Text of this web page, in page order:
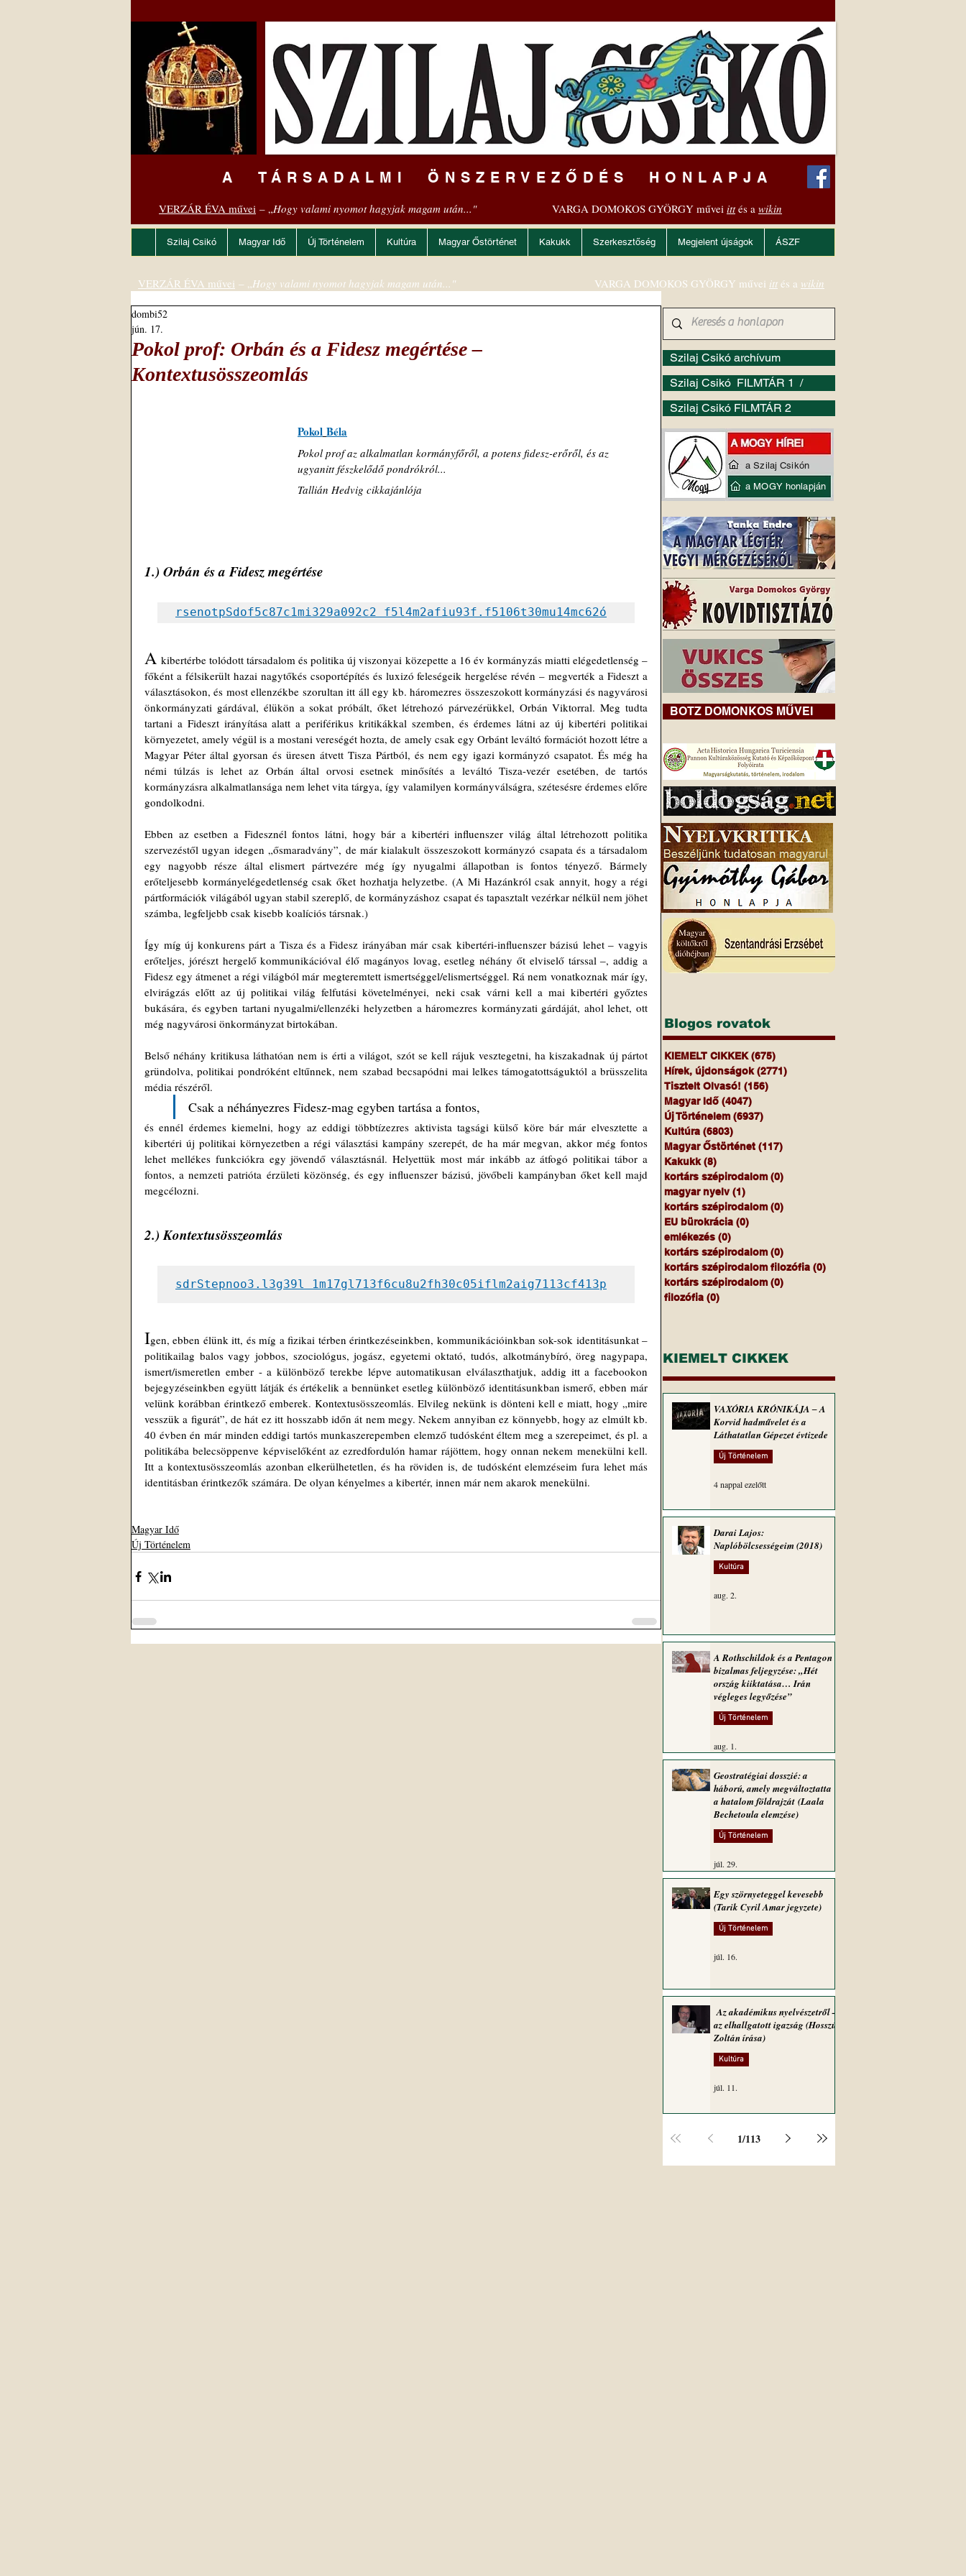
A TÁRSADALMI ÖNSZERVEZŐDÉS HONLAPJA
VERZÁR ÉVA művei – „Hogy valami nyomot hagyjak magam után..." VARGA DOMOKOS GYÖRGY művei ittés a wikin
Szilaj Csikó Magyar Idő Új Történelem Kultúra Magyar Őstörténet Kakukk Szerkesztőség Megjelent újságok ÁSZF
Pokol prof: Orbán és a Fidesz megértése ‒
Kontextusösszeomlás
dombi52
jún. 17.
Pokol Béla
Pokol prof az alkalmatlan kormányfőről, a potens fidesz-erőről, és az
ugyanitt fészkelődő pondrókról...
Tallián Hedvig cikkajánlója
1.) Orbán és a Fidesz megértése
rsenotpSdof5c87c1mi329a092c2 f5l4m2afiu93f.f5106t30mu14mc62ó
A kibertérbe tolódott társadalom és politika új viszonyai közepette a 16 év kormányzás miatti elégedetlenség –
főként a félsikerült hazai nagytőkés csoportépítés és luxizó feleségeik hergelése révén – megverték a Fideszt a
választásokon, és most ellenzékbe szorultan itt áll egy kb. háromezres összeszokott kormányzási és nagyvárosi
önkormányzati gárdával, élükön a sokat próbált, őket létrehozó párvezérükkel, Orbán Viktorral. Meg tudta
tartani a Fideszt irányítása alatt a periférikus kritikákkal szemben, és érdemes látni az új kibertéri politikai
környezetet, amely végül is a mostani vereségét hozta, de amely csak egy Orbánt leváltó formációt hozott létre a
Magyar Péter által gyorsan és üresen átvett Tisza Pártból, és nem egy igazi kormányzó csapatot. És még ha
némi túlzás is lehet az Orbán által orvosi esetnek minősítés a leváltó Tisza-vezér esetében, de tartós
kormányzásra alkalmatlansága nem lehet vita tárgya, így valamilyen kormányválságra, szétesésre érdemes előre
gondolkodni.
Ebben az esetben a Fidesznél fontos látni, hogy bár a kibertéri influenszer világ által létrehozott politika
szervezéstől ugyan idegen „ősmaradvány”, de már kialakult összeszokott kormányzó csapata és a társadalom
egy nagyobb része által elismert pártvezére még így nyugalmi állapotban is fontos tényező. Bármely
erőteljesebb kormányelégedetlenség csak őket hozhatja helyzetbe. (A Mi Hazánkról csak annyit, hogy a régi
pártformációk világából ugyan stabil szereplő, de kormányzáshoz csapat és tapasztalt vezérkar nélkül nem jöhet
számba, legfeljebb csak kisebb koalíciós társnak.)
Így míg új konkurens párt a Tisza és a Fidesz irányában már csak kibertéri-influenszer bázisú lehet ‒ vagyis
erőteljes, jórészt hergelő kommunikációval élő magányos lovag, esetleg néhány őt elviselő társsal ‒, addig a
Fidesz egy átmenet a régi világból már megteremtett ismertséggel/elismertséggel. Rá nem vonatkoznak már így,
elvirágzás előtt az új politikai világ felfutási követelményei, neki csak várni kell a mai kibertéri győztes
bukására, és egyben tartani nyugalmi/ellenzéki helyzetben a háromezres kormányzati gárdáját, ahol lehet, ott
még nagyvárosi önkormányzat birtokában.
Belső néhány kritikusa láthatóan nem is érti a világot, szót se kell rájuk vesztegetni, ha kiszakadnak új pártot
gründolva, politikai pondróként eltűnnek, nem szabad becsapódni mai lelkes támogatottságuktól a brüsszelita
média részéről.
Csak a néhányezres Fidesz-mag egyben tartása a fontos,
és ennél érdemes kiemelni, hogy az eddigi többtízezres aktivista tagsági külső köre bár már elvesztette a
kibertéri új politikai környezetben a régi választási kampány szerepét, de ha már megvan, akkor még fontos
lehet mellékes funkciókra egy jövendő választásnál. Helyettük most már inkább az átfogó politikai tábor a
fontos, a nemzeti patrióta érzületi közönség, és egy influenszer bázisú, jövőbeli kampányban őket kell majd
megcélozni.
2.) Kontextusösszeomlás
sdrStepnoo3.l3g39l 1m17gl713f6cu8u2fh30c05iflm2aig7113cf413p
Igen, ebben élünk itt, és míg a fizikai térben érintkezéseinkben, kommunikációinkban sok-sok identitásunkat –
politikailag balos vagy jobbos, szociológus, jogász, egyetemi oktató, tudós, alkotmánybíró, öreg nagypapa,
ismert/ismeretlen ember - a különböző terekbe lépve automatikusan elválaszthatjuk, addig itt a facebookon
bejegyzéseinkben együtt látják és értékelik a bennünket esetleg különböző identitásunkban ismerő, ebben már
velünk korábban érintkező emberek. Kontextusösszeomlás. Elvileg nekünk is dönteni kell e miatt, hogy „mire
vesszük a figurát”, de hát ez itt hosszabb időn át nem megy. Nekem annyiban ez könnyebb, hogy az elmúlt kb.
40 évben én már minden eddigi tartós munkaszerepemben elemző tudósként éltem meg a szerepeimet, és pl. a
politikába belecsöppenve képviselőként az ezredfordulón hamar rájöttem, hogy onnan nekem menekülni kell.
Itt a kontextusösszeomlás azonban elkerülhetetlen, és ha röviden is, de tudósként elemzéseim fura lehet más
identitásban érintkezők számára. De olyan kényelmes a kibertér, innen már nem akarok menekülni.
Magyar Idő
Új Történelem
Szilaj Csikó archívum
Szilaj Csikó FILMTÁR 1 /
Szilaj Csikó FILMTÁR 2
VERZÁR ÉVA művei – „Hogy valami nyomot hagyjak magam után..." VARGA DOMOKOS GYÖRGY művei itt és a wikin
BOTZ DOMONKOS MŰVEI
Blogos rovatok
KIEMELT CIKKEK (675)
Hírek, újdonságok (2771)
Tisztelt Olvasó! (156)
Magyar Idő (4047)
Új Történelem (6937)
Kultúra (6803)
Magyar Őstörténet (117)
Kakukk (8)
kortárs szépirodalom (0)
magyar nyelv (1)
kortárs szépirodalom (0)
EU bürokrácia (0)
emlékezés (0)
kortárs szépirodalom (0)
kortárs szépirodalom filozófia (0)
kortárs szépirodalom (0)
filozófia (0)
KIEMELT CIKKEK
VAXÓRIA KRÓNIKÁJA ‒ A
Korvid hadművelet és a
Láthatatlan Gépezet évtizede
Új Történelem
4 nappal ezelőtt
Darai Lajos:
Naplóbölcsességeim (2018)
Kultúra
aug. 2.
A Rothschildok és a Pentagon
bizalmas feljegyzése: „Hét
ország kiiktatása… Irán
végleges legyőzése”
Új Történelem
aug. 1.
Geostratégiai dosszié: a
háború, amely megváltoztatta
a hatalom földrajzát (Laala
Bechetoula elemzése)
Új Történelem
júl. 29.
Egy szörnyeteggel kevesebb
(Tarik Cyril Amar jegyzete)
Új Történelem
júl. 16.
Az akadémikus nyelvészetről –
az elhallgatott igazság (Hosszú
Zoltán írása)
Kultúra
júl. 11.
1/113
a Szilaj Csikón
a MOGY honlapján